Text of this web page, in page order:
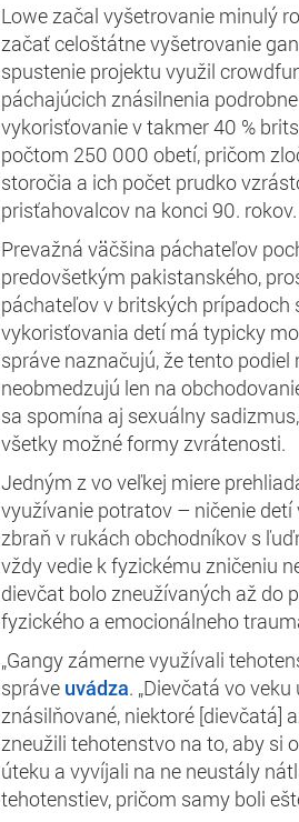
Lowe začal vyšetrovanie minulý
začať celoštátne vyšetrovanie
spustenie projektu využil
páchajúcich znásilnenia
vykorisťovanie v takmer 40 %
počtom 250 000 obetí, pričom
storočia a ich počet prudko
prisťahovalcov na konci 90. rokov.
Prevažná väčšina páchateľov
predovšetkým pakistanského,
páchateľov v britských prípadoch
vykorisťovania detí má typicky
správe naznačujú, že tento
neobmedzujú len na
sa spomína aj sexuálny
všetky možné formy zvrátenosti.
Jedným z vo veľkej miere
využívanie potratov – ničenie
zbraň v rukách obchodníkov s
vždy vedie k fyzickému zničeniu
dievčat bolo zneužívaných až do
fyzického a emocionálneho
„Gangy zámerne využívali
správe uvádza. „Dievčatá vo
znásilňované, niektoré [dievčatá]
zneužili tehotenstvo na to, aby si
úteku a vyvíjali na ne neustály
tehotenstiev, pričom samy boli